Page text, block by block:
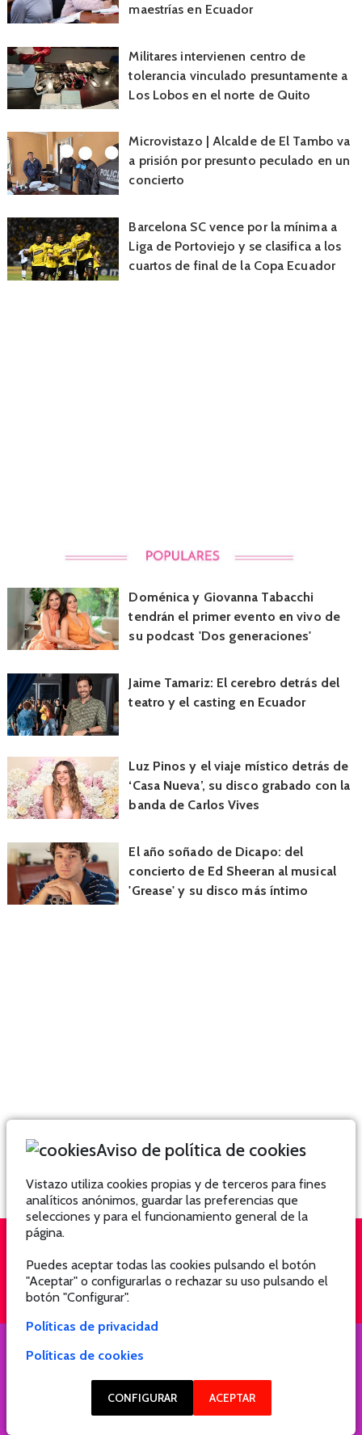
maestrías en Ecuador
Militares intervienen centro de
tolerancia vinculado presuntamente a
Los Lobos en el norte de Quito
Microvistazo | Alcalde de El Tambo va
a prisión por presunto peculado en un
concierto
Barcelona SC vence por la mínima a
Liga de Portoviejo y se clasifica a los
cuartos de final de la Copa Ecuador
Doménica y Giovanna Tabacchi
tendrán el primer evento en vivo de
su podcast 'Dos generaciones'
Jaime Tamariz: El cerebro detrás del
teatro y el casting en Ecuador
Luz Pinos y el viaje místico detrás de
‘Casa Nueva’, su disco grabado con la
banda de Carlos Vives
El año soñado de Dicapo: del
concierto de Ed Sheeran al musical
'Grease' y su disco más íntimo
QUIÉNES SOMOS SUSCRÍBETE
Aviso de política de cookies
Vistazo utiliza cookies propias y de terceros para fines
analíticos anónimos, guardar las preferencias que
selecciones y para el funcionamiento general de la
página.
Puedes aceptar todas las cookies pulsando el botón
"Aceptar" o configurarlas o rechazar su uso pulsando el
botón "Configurar".
Políticas de privacidad
Políticas de cookies
CONFIGURAR ACEPTAR